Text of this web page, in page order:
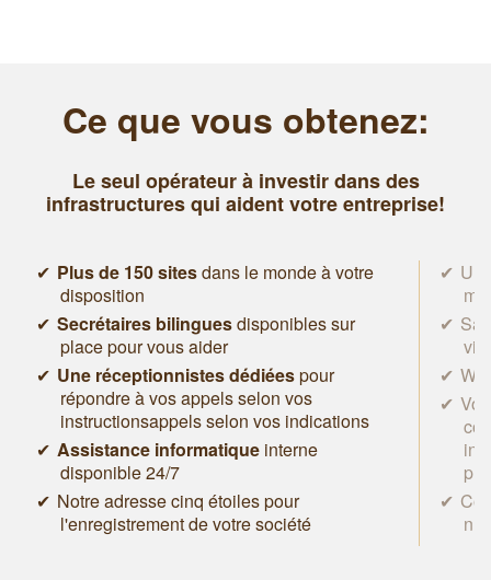
Ce que vous obtenez:
Le seul opérateur à investir dans des
infrastructures qui aident votre entreprise!
Plus de 150 sitesdans le monde à votre
disposition
Secrétaires bilinguesdisponibles sur
place pour vous aider
Une réceptionnistes dédiéespour
répondre à vos appels selon vos
instructionsappels selon vos indications
Assistance informatique interne
disponible 24/7
Notre adresse cinq étoiles pour
l'enregistrement de votre société
Un